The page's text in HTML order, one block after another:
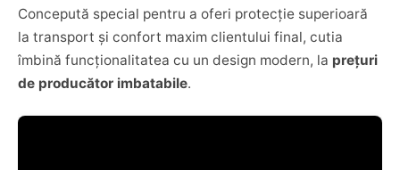
Concepută special pentru a oferi protecție superioară
la transport și confort maxim clientului final, cutia
îmbină funcționalitatea cu un design modern, la prețuri
de producător imbatabile.